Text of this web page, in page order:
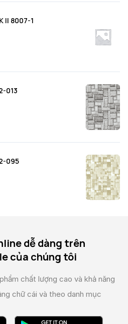
II 8007-1
013
095
dễ dàng trên
của chúng tôi
chất lượng cao và khả năng
chữ cái và theo danh mục